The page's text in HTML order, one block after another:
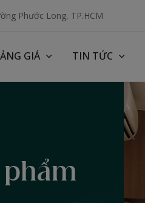
Phước Long, TP.HCM
GIÁ TIN TỨC